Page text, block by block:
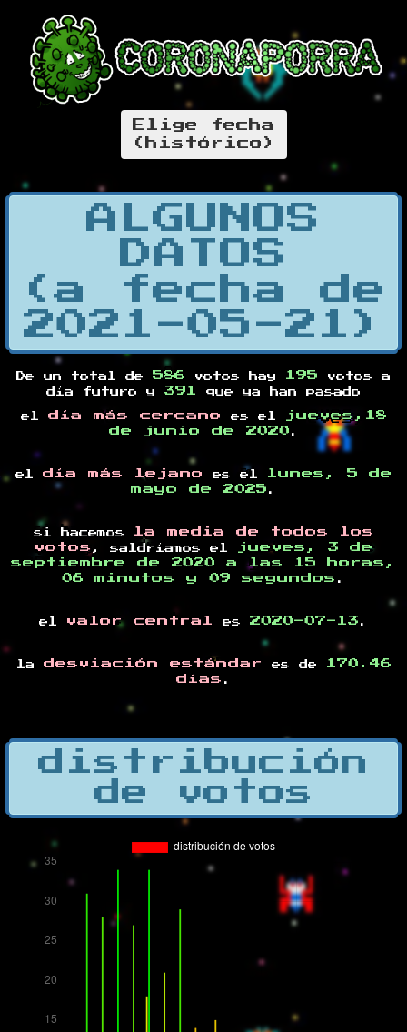
Elige fecha
(histórico)
ALGUNOS
DATOS
(a fecha de
2021-05-21)
De un total de 586 votos hay 195 votos a
día futuro y 391 que ya han pasado
el día más cercano es el
jueves,18
de junio de 2020 .
el día más lejano es el
lunes, 5 de
mayo de 2025 .
si hacemos
la media de todos los
votos , saldríamos el
jueves, 3 de
septiembre de 2020 a las 15 horas,
06 minutos y 09 segundos .
el valor central es 2020-07-13 .
la desviación estándar es de
170.46
días .
distribución
de votos